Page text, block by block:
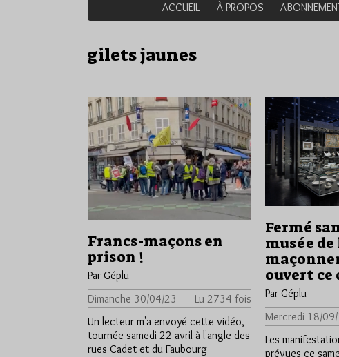
ACCUEIL À PROPOS
gilets jaunes
Francs-maçons en
prison !
Par Géplu
Dimanche 30/04/23
Lu 2734 fois
Un lecteur m'a envoyé cette vidéo,
tournée samedi 22 avril à l'angle des
rues Cadet et du Faubourg
Fermé
musée
ouvert ce
Par Géplu
Mercredi 18/
Les
prévues ce